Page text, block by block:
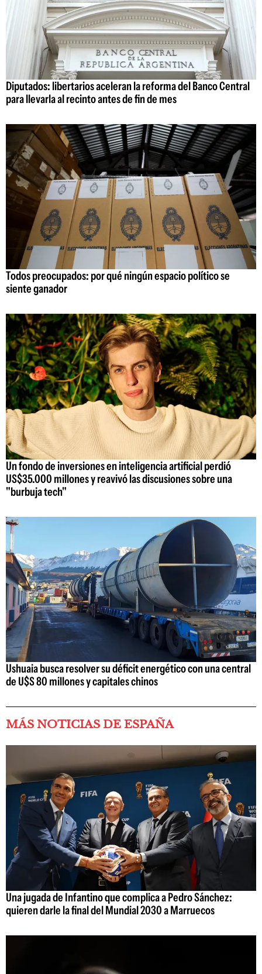
Diputados: libertarios aceleran la reforma del Banco Central
para llevarla al recinto antes de fin de mes
Todos preocupados: por qué ningún espacio político se
siente ganador
Un fondo de inversiones en inteligencia artificial perdió
US$35.000 millones y reavivó las discusiones sobre una
"burbuja tech"
Ushuaia busca resolver su déficit energético con una central
de U$S 80 millones y capitales chinos
MÁS NOTICIAS DE ESPAÑA
Una jugada de Infantino que complica a Pedro Sánchez:
quieren darle la final del Mundial 2030 a Marruecos